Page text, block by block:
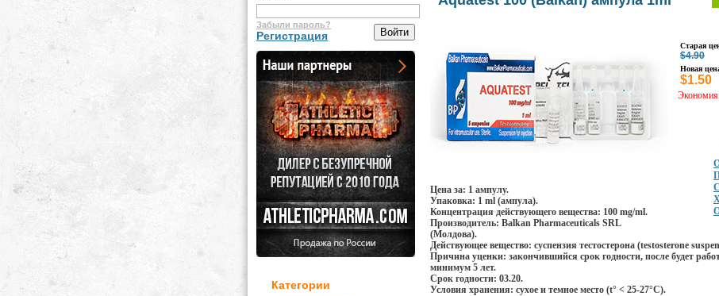
Старая
$4.90
Новая
$1.50
Цена за: 1 ампулу.
Упаковка: 1 ml (ампула).
Концентрация действующего вещества: 100 mg/ml.
Производитель: Balkan Pharmaceuticals SRL
(Молдова).
Действующее вещество: суспензия тестостерона (testosterone
Причина уценки: закончившийся срок годности, после будет
минимум 5 лет.
Срок годности: 03.20.
Условия хранения: сухое и темное место (t° < 25-27°C).
Забыли пароль?
Регистрация
Категории